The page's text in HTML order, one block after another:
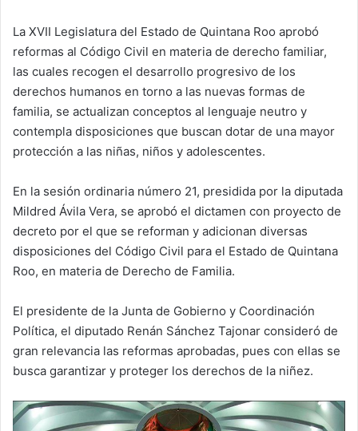
La XVII Legislatura del Estado de Quintana Roo aprobó
reformas al Código Civil en materia de derecho familiar,
las cuales recogen el desarrollo progresivo de los
derechos humanos en torno a las nuevas formas de
familia, se actualizan conceptos al lenguaje neutro y
contempla disposiciones que buscan dotar de una mayor
protección a las niñas, niños y adolescentes.
En la sesión ordinaria número 21, presidida por la diputada
Mildred Ávila Vera, se aprobó el dictamen con proyecto de
decreto por el que se reforman y adicionan diversas
disposiciones del Código Civil para el Estado de Quintana
Roo, en materia de Derecho de Familia.
El presidente de la Junta de Gobierno y Coordinación
Política, el diputado Renán Sánchez Tajonar consideró de
gran relevancia las reformas aprobadas, pues con ellas se
busca garantizar y proteger los derechos de la niñez.